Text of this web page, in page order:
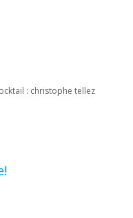
: christophe tellez